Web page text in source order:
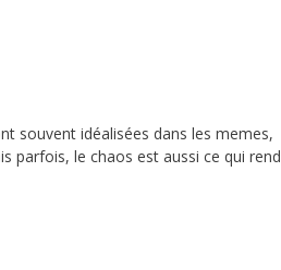
souvent idéalisées dans les memes,
parfois, le chaos est aussi ce qui rend